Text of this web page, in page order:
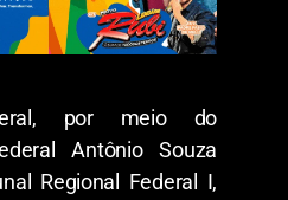
por meio do
Antônio Souza
Regional Federal I,